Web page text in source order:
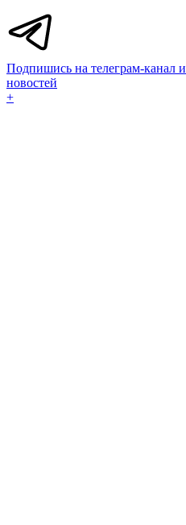
Подпишись на телеграм-канал
новостей
+